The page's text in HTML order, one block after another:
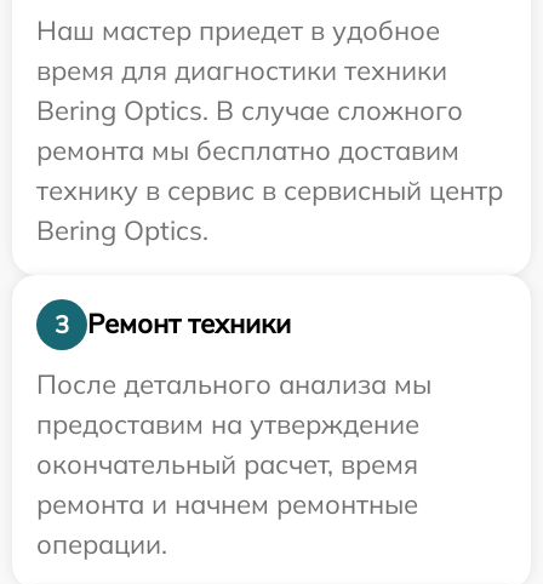
Наш мастер приедет в удобное
время для диагностики техники
Bering Optics. В случае сложного
ремонта мы бесплатно доставим
технику в сервис в сервисный центр
Bering Optics.
3
Ремонт техники
После детального анализа мы
предоставим на утверждение
окончательный расчет, время
ремонта и начнем ремонтные
операции.